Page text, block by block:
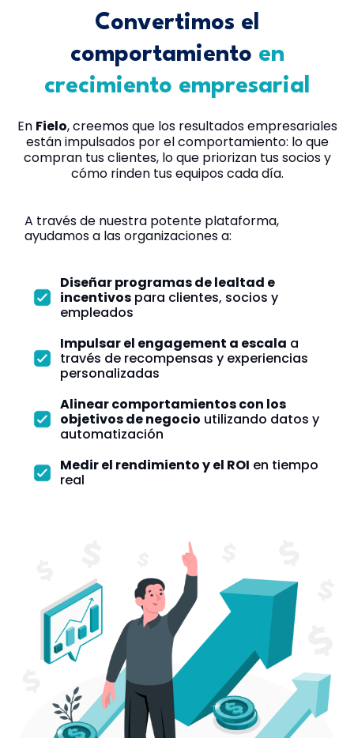
Convertimos el
comportamiento en
crecimiento empresarial
En Fielo, creemos que los resultados empresariales
están impulsados por el comportamiento: lo que
compran tus clientes, lo que priorizan tus socios y
cómo rinden tus equipos cada día.
A través de nuestra potente plataforma,
ayudamos a las organizaciones a:
Diseñar programas de lealtad e
incentivospara clientes, socios y
empleados
Impulsar el engagement a escala a
través de recompensas y experiencias
personalizadas
Alinear comportamientos con los
objetivos de negocio utilizando datos y
automatización
Medir el rendimiento y el ROI en tiempo
real